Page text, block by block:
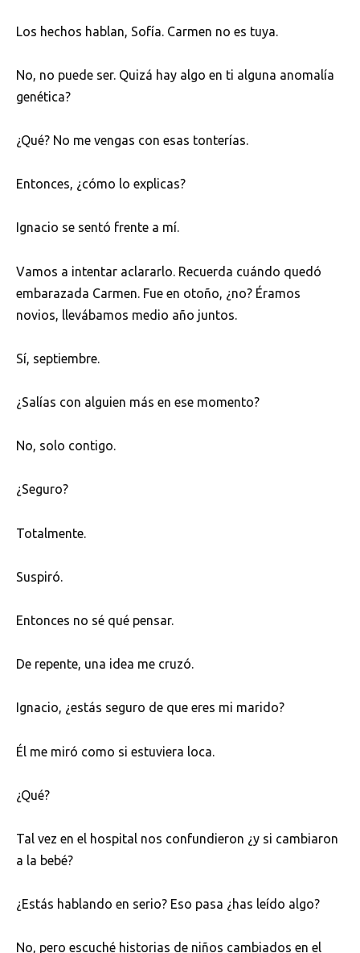
Los hechos hablan, Sofía. Carmen no es tuya.
No, no puede ser. Quizá hay algo en ti alguna anomalía
genética?
¿Qué? No me vengas con esas tonterías.
Entonces, ¿cómo lo explicas?
Ignacio se sentó frente a mí.
Vamos a intentar aclararlo. Recuerda cuándo quedó
embarazada Carmen. Fue en otoño, ¿no? Éramos
novios, llevábamos medio año juntos.
Sí, septiembre.
¿Salías con alguien más en ese momento?
No, solo contigo.
¿Seguro?
Totalmente.
Suspiró.
Entonces no sé qué pensar.
De repente, una idea me cruzó.
Ignacio, ¿estás seguro de que eres mi marido?
Él me miró como si estuviera loca.
¿Qué?
Tal vez en el hospital nos confundieron ¿y si cambiaron
a la bebé?
¿Estás hablando en serio? Eso pasa ¿has leído algo?
No, pero escuché historias de niños cambiados en el